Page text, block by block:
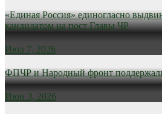
«Единая Россия» единогласно
кандидатом на пост Главы ЧР
Июл 7, 2026
ФПЧР и Народный фронт
Июн 3, 2026